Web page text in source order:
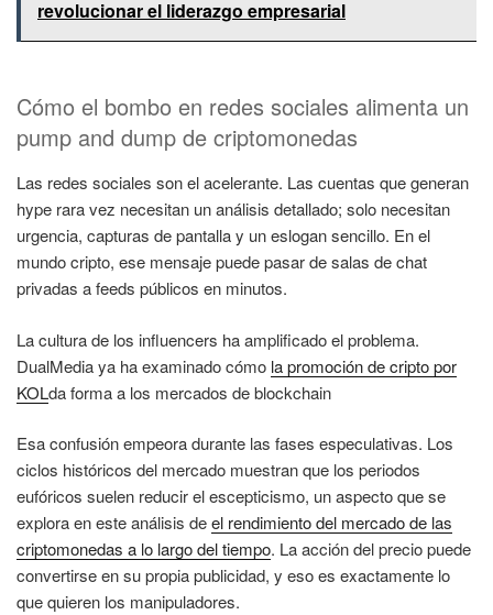
revolucionar el liderazgo empresarial
Cómo el bombo en redes sociales alimenta un
pump and dump de criptomonedas
Las redes sociales son el acelerante. Las cuentas que generan
hype rara vez necesitan un análisis detallado; solo necesitan
urgencia, capturas de pantalla y un eslogan sencillo. En el
mundo cripto, ese mensaje puede pasar de salas de chat
privadas a feeds públicos en minutos.
La cultura de los influencers ha amplificado el problema.
DualMedia ya ha examinado cómo la promoción de cripto por
KOLda forma a los mercados de blockchain
Esa confusión empeora durante las fases especulativas. Los
ciclos históricos del mercado muestran que los periodos
eufóricos suelen reducir el escepticismo, un aspecto que se
explora en este análisis deel rendimiento del mercado de las
criptomonedas a lo largo del tiempo. La acción del precio puede
convertirse en su propia publicidad, y eso es exactamente lo
que quieren los manipuladores.